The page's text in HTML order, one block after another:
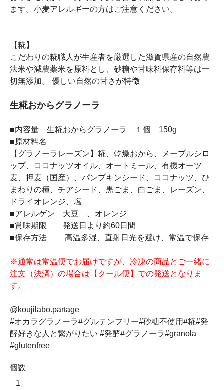
ます。小麦アレルギーの方はご注意ください。
【糀】
こだわりの糀職人が生産者を厳選した滋賀県産の自然農
法米や減農薬米を原料とし、砂糖や甘味料保存料等は一
切無添加。 優しい自然の甘さが特徴
生糀おからグラノーラ
■内容量 生糀おからグラノーラ １個 150g
■原材料名
【グラノーラレーズン】糀、乾燥おから、メープルシロ
ップ、ココナッツオイル、オートミール、有機オーツ
麦、押麦（国産）、パンプキンシード、ココナッツ、ひ
まわりの種、チアシード、黒ごま、白ごま、レーズン、
ドライオレンジ、塩
■アレルゲン 大豆 、オレンジ
■賞味期限 発送日より約60日間
■保存方法 高温多湿、直射日光を避け、常温で保存
※通常は常温便でお届けですが、冷凍の商品とご一緒に
注文（決済）の場合は【クール便】での発送となりま
す。
@koujilabo.partage
#オカラグラノーラ#グルテンフリー#砂糖不使用#糀#発
酵好きな人と繋がりたい #発酵#グラノーラ#granola
#glutenfree
個数